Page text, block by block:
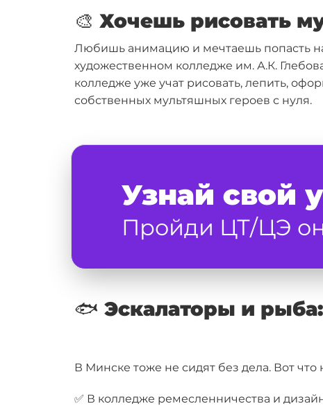
🎨 Хочешь рисовать
Любишь анимацию и мечтаешь попасть на
художественном колледже им. А.К.
колледже уже учат рисовать, лепить,
собственных мультяшных героев с нуля.
Узнай свой
Пройди ЦТ/ЦЭ
🐟 Эскалаторы и
В Минске тоже не сидят без дела. Вот
✅ В колледже ремесленничества и